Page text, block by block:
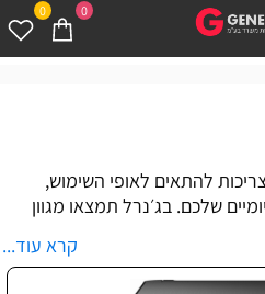
0 0
להתאים לאופי השימוש,
שלכם. בג׳נרל תמצאו מגוון
מדפסות משולבות, מדפסותקרא עוד...